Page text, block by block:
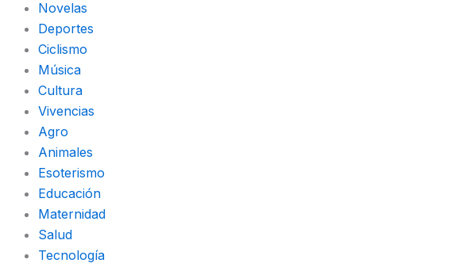
Novelas
Deportes
Ciclismo
Música
Cultura
Vivencias
Agro
Animales
Esoterismo
Educación
Maternidad
Salud
Tecnología